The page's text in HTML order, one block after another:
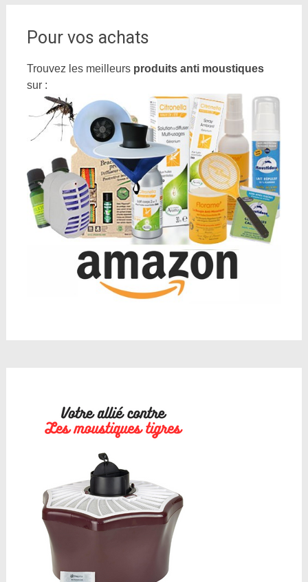
Pour vos achats
Trouvez les meilleurs produits anti moustiques
sur :